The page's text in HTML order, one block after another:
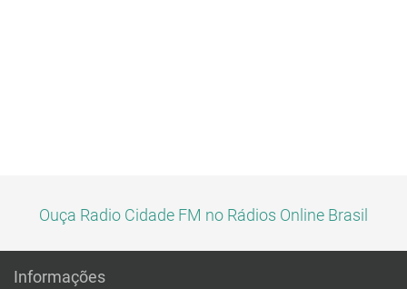
Ouça Radio Cidade FM no Rádios Online Brasil
Informações